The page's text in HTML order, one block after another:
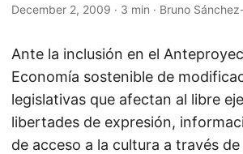
December 2, 2009 · 3 min · Bruno
Ante la inclusión en el
Economía sostenible de
legislativas que afectan al libre
libertades de expresión,
de acceso a la cultura a través